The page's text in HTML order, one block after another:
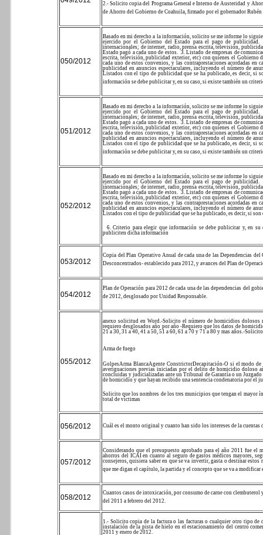
2.- Solicito copia del Programa General e Interno de Austeridad y
de Ahorro del Gobierno de Coahuila, firmado por el gobernador
050/2012
Basado en mi derecho a la información, solicito se me informe lo
ejercido por el Gobierno del Estado para el pago de publicidad.
internacionales; de internet, radio, prensa escrita, televisión,
Estado pagó a cada uno de estos. 3. Listado de empresas de
escrita, televisión, publicidad exterior, etc) con quienes el Gobierno
cada uno de estos convenios, y las contraprestaciones acordadas en
publicidad en anuncios espectaculares, incluyendo el número de
Listados con el tipo de publicidad que se ha publicado, es decir, si
información se debe publicitar y, en su caso, si existe también un
051/2012
Basado en mi derecho a la información, solicito se me informe lo
ejercido por el Gobierno del Estado para el pago de publicidad.
internacionales; de internet, radio, prensa escrita, televisión,
Estado pagó a cada uno de estos. 3. Listado de empresas de
escrita, televisión, publicidad exterior, etc) con quienes el Gobierno
cada uno de estos convenios, y las contraprestaciones acordadas en
publicidad en anuncios espectaculares, incluyendo el número de
Listados con el tipo de publicidad que se ha publicado, es decir, si
información se debe publicitar y, en su caso, si existe también un
052/2012
Basado en mi derecho a la información, solicito se me informe lo
ejercido por el Gobierno del Estado para el pago de publicidad.
internacionales; de internet, radio, prensa escrita, televisión,
Estado pagó a cada uno de estos. 3. Listado de empresas de
escrita, televisión, publicidad exterior, etc) con quienes el Gobierno
cada uno de estos convenios, y las contraprestaciones acordadas en
publicidad en anuncios espectaculares, incluyendo el número de
Listados con el tipo de publicidad que se ha publicado, es decir, si son
6. Criterio para elegir que información se debe publicitar y, en
publiciten dicha información
053/2012
Copia del Plan Operativo Anual de cada una de las Dependencias
Desconcentrados- establecido para 2012, y avances del Plan de
054/2012
Plan de Operación para 2012 de cada una de las dependencias del
de 2012, desglosado por Unidad Responsable.
055/2012
anexo solicitud en Word.-Solicito el número de homicidios dolosos
requiero desglosados año por año -Requiero que los datos de
21 a 30, 31 a 40, 41 a 50, 51 a 60, 61 a 70 y 71 a 80 y mas años.-Solicito
Arma de fuego
GolpesArma BlancaAgente ConstrictorDecapitación-O si el modo de
averiguaciones previas iniciadas por el delito de homicidio doloso
concluidas y judicializadas ante un Tribunal de Garantía o un Juzgado
de homicidio y que hayan recibido una sentencia condenatoria por el
Solicito que los nombres de los tres municipios que tengan el mayor
total de víctimas
056/2012 Cuál es el monto original y cuanto han sido los intereses de la
057/2012
Considerando que el presupuesto aprobado para el año 2011 fue
ahorros del ICAI en cuanto al seguro de gastos médicos mayores,
consejeros, quisiera saber en que se va invertir, gasta o destinar
que me digan el capítulo, la partida y el concepto que se va a
058/2012
Cuantos casos de intoxicación, por consumo de carne con clembuterol
del 2011 a febrero del 2012.
1.- Solicito copia de la factura o las facturas o cualquier otro tipo
instalación de la pista de hielo en el estacionamiento del centro
2011 y enero de 2012.